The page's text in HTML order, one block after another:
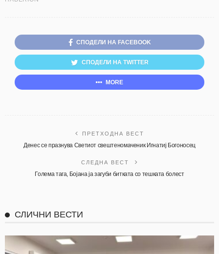
СПОДЕЛИ НА FACEBOOK
СПОДЕЛИ НА TWITTER
MORE
ПРЕТХОДНА ВЕСТ
Денес се празнува Светиот свештеномаченик Игнатиј Богоносец
СЛЕДНА ВЕСТ
Голема тага, Бојана ја загуби битката со тешката болест
СЛИЧНИ ВЕСТИ